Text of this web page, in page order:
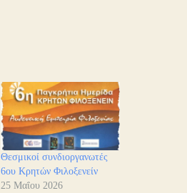
Θεσμικοί συνδιοργανωτές
6ου Κρητών Φιλοξενείν
25 Μαΐου 2026